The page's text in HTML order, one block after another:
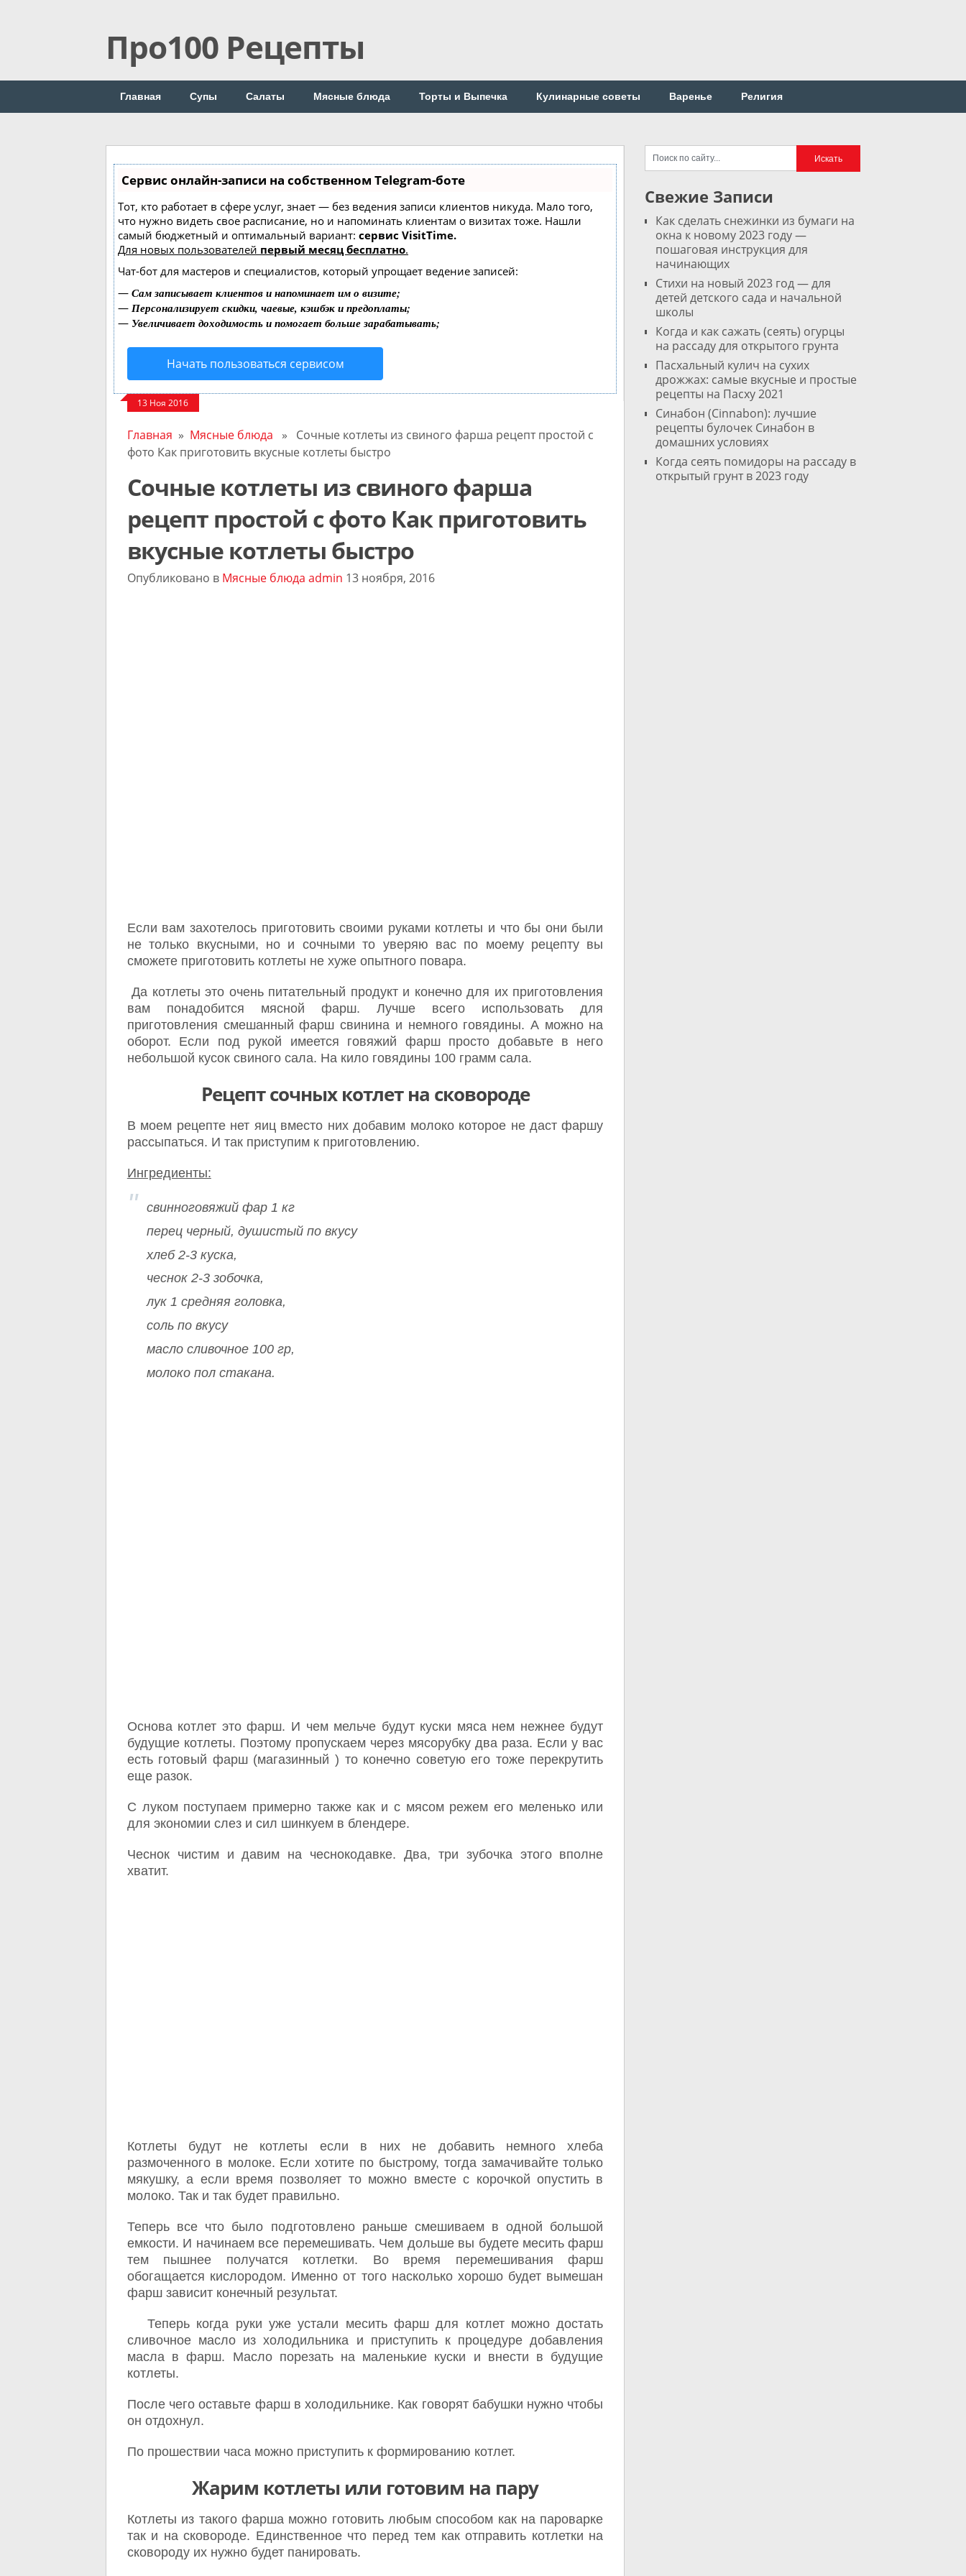
Про100 Рецепты
Главная Супы Салаты Мясные блюда Торты и Выпечка Кулинарные советы Варенье Религия
Сервис онлайн-записи на собственном Telegram-боте
Тот, кто работает в сфере услуг, знает — без ведения записи клиентов никуда. Мало того,
что нужно видеть свое расписание, но и напоминать клиентам о визитах тоже. Нашли
самый бюджетный и оптимальный вариант: сервис VisitTime.
Для новых пользователей первый месяц бесплатно.
Чат-бот для мастеров и специалистов, который упрощает ведение записей:
— Сам записывает клиентов и напоминает им о визите;
— Персонализирует скидки, чаевые, кэшбэк и предоплаты;
— Увеличивает доходимость и помогает больше зарабатывать;
Начать пользоваться сервисом
13 Ноя 2016
Главная » Мясные блюда » Сочные котлеты из свиного фарша рецепт простой с
фото Как приготовить вкусные котлеты быстро
Сочные котлеты из свиного фарша
рецепт простой с фото Как приготовить
вкусные котлеты быстро
Опубликовано в Мясные блюда admin 13 ноября, 2016
Если вам захотелось приготовить своими руками котлеты и что бы они были
не только вкусными, но и сочными то уверяю вас по моему рецепту вы
сможете приготовить котлеты не хуже опытного повара.
Да котлеты это очень питательный продукт и конечно для их приготовления
вам понадобится мясной фарш. Лучше всего использовать для
приготовления смешанный фарш свинина и немного говядины. А можно на
оборот. Если под рукой имеется говяжий фарш просто добавьте в него
небольшой кусок свиного сала. На кило говядины 100 грамм сала.
Рецепт сочных котлет на сковороде
В моем рецепте нет яиц вместо них добавим молоко которое не даст фаршу
рассыпаться. И так приступим к приготовлению.
Ингредиенты:
свинноговяжий фар 1 кг
перец черный, душистый по вкусу
хлеб 2-3 куска,
чеснок 2-3 зобочка,
лук 1 средняя головка,
соль по вкусу
масло сливочное 100 гр,
молоко пол стакана.
Основа котлет это фарш. И чем мельче будут куски мяса нем нежнее будут
будущие котлеты. Поэтому пропускаем через мясорубку два раза. Если у вас
есть готовый фарш (магазинный ) то конечно советую его тоже перекрутить
еще разок.
С луком поступаем примерно также как и с мясом режем его меленько или
для экономии слез и сил шинкуем в блендере.
Чеснок чистим и давим на чеснокодавке. Два, три зубочка этого вполне
хватит.
Котлеты будут не котлеты если в них не добавить немного хлеба
размоченного в молоке. Если хотите по быстрому, тогда замачивайте только
мякушку, а если время позволяет то можно вместе с корочкой опустить в
молоко. Так и так будет правильно.
Теперь все что было подготовлено раньше смешиваем в одной большой
емкости. И начинаем все перемешивать. Чем дольше вы будете месить фарш
тем пышнее получатся котлетки. Во время перемешивания фарш
обогащается кислородом. Именно от того насколько хорошо будет вымешан
фарш зависит конечный результат.
Теперь когда руки уже устали месить фарш для котлет можно достать
сливочное масло из холодильника и приступить к процедуре добавления
масла в фарш. Масло порезать на маленькие куски и внести в будущие
котлеты.
После чего оставьте фарш в холодильнике. Как говорят бабушки нужно чтобы
он отдохнул.
По прошествии часа можно приступить к формированию котлет.
Жарим котлеты или готовим на пару
Котлеты из такого фарша можно готовить любым способом как на пароварке
так и на сковороде. Единственное что перед тем как отправить котлетки на
сковороду их нужно будет панировать.
Свежие Записи
Как сделать снежинки из бумаги на
окна к новому 2023 году —
пошаговая инструкция для
начинающих
Стихи на новый 2023 год — для
детей детского сада и начальной
школы
Когда и как сажать (сеять) огурцы
на рассаду для открытого грунта
Пасхальный кулич на сухих
дрожжах: самые вкусные и простые
рецепты на Пасху 2021
Cинабон (Cinnabon): лучшие
рецепты булочек Синабон в
домашних условиях
Когда сеять помидоры на рассаду в
открытый грунт в 2023 году